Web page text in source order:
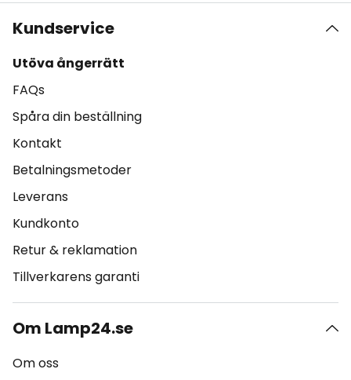
Kundservice
Utöva ångerrätt
FAQs
Spåra din beställning
Kontakt
Betalningsmetoder
Leverans
Kundkonto
Retur & reklamation
Tillverkarens garanti
Om Lamp24.se
Om oss